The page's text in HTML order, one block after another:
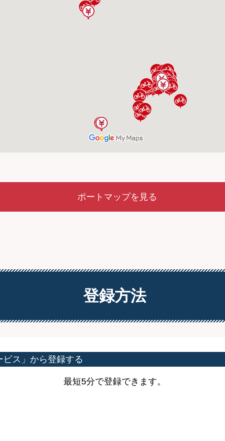
ポートマップを見る
登録方法
ス」から登録する
最短5分で登録できます。